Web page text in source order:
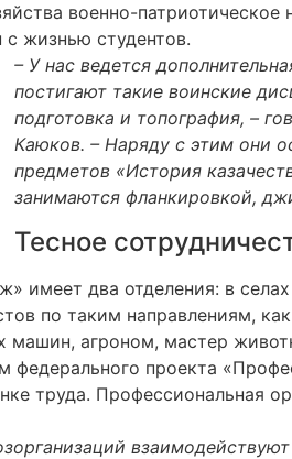
военно-
жизнью студентов.
– У нас ведется
постигают такие воинские
подготовка и топография, –
Каюков. – Наряду с этим они
предметов «История
занимаются фланкировкой,
Тесное
имеет два отделения: в
по таким направлениям,
машин, агроном, мастер
проекта
труда. Профессиональная